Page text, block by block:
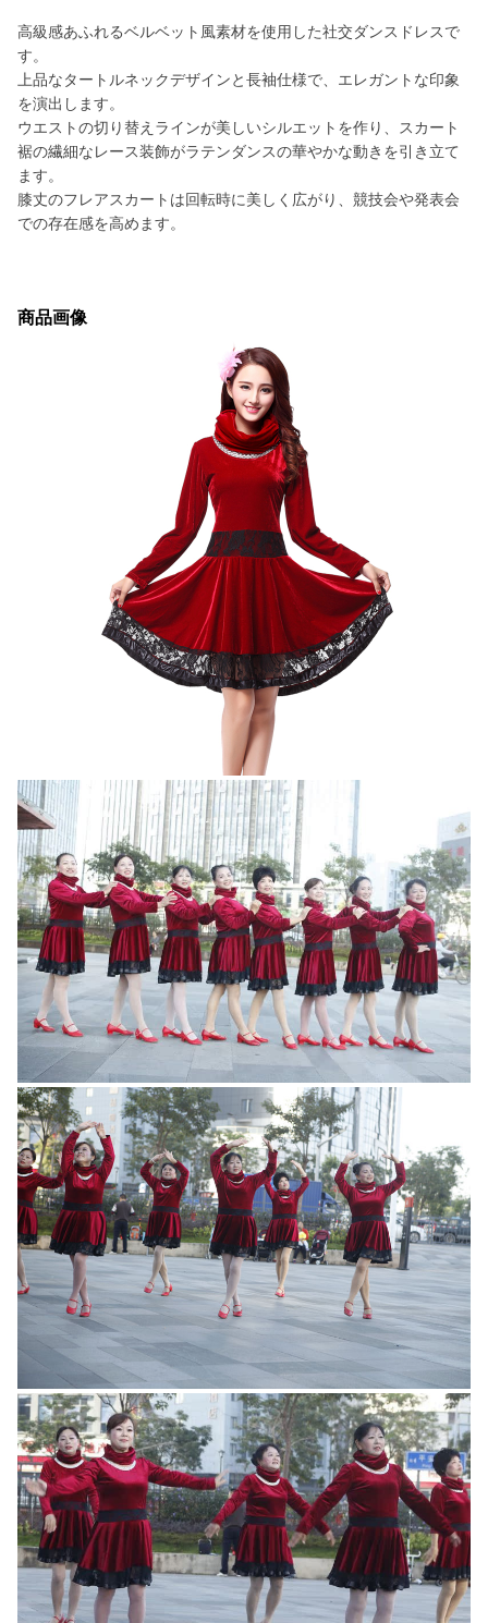
高級感あふれるベルベット風素材を使用した社交ダンスドレスで
す。
上品なタートルネックデザインと長袖仕様で、エレガントな印象
を演出します。
ウエストの切り替えラインが美しいシルエットを作り、スカート
裾の繊細なレース装飾がラテンダンスの華やかな動きを引き立て
ます。
膝丈のフレアスカートは回転時に美しく広がり、競技会や発表会
での存在感を高めます。
商品画像